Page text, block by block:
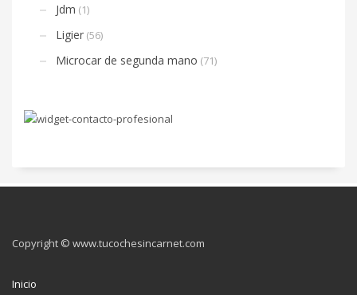
Jdm (1)
Ligier (56)
Microcar de segunda mano (71)
Copyright © www.tucochesincarnet.com
Inicio